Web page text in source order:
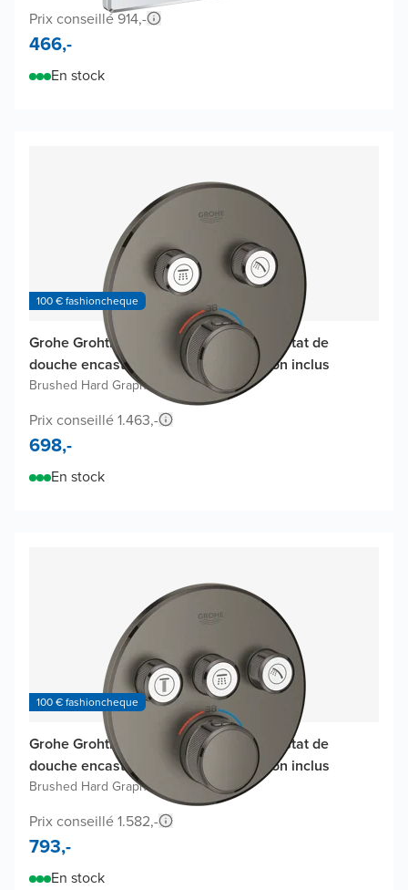
Prix conseillé 914,-
466,-
En stock
100 € fashioncheque
Grohe Grohtherm SmartControl thermostat de
douche encastré, élément encastré non inclus
Brushed Hard Graphite
Prix conseillé 1.463,-
698,-
En stock
100 € fashioncheque
Grohe Grohtherm SmartControl thermostat de
douche encastré, élément encastré non inclus
Brushed Hard Graphite
Prix conseillé 1.582,-
793,-
En stock